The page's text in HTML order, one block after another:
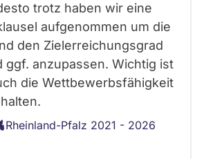
trotz haben wir eine
aufgenommen um die
den Zielerreichungsgrad
ggf. anzupassen. Wichtig ist
die Wettbewerbsfähigkeit
Rheinland-Pfalz 2021 - 2026